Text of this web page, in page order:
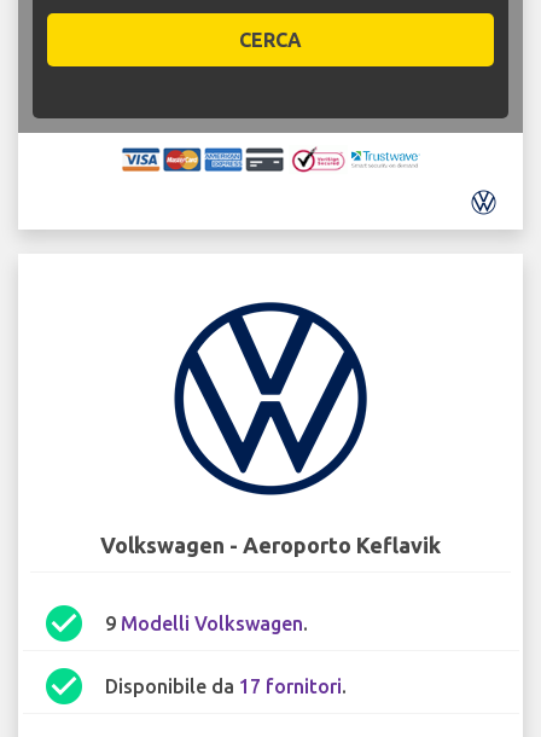
CERCA
Volkswagen - Aeroporto Keflavik
check_circle 9 Modelli Volkswagen.
check_circle Disponibile da 17 fornitori.